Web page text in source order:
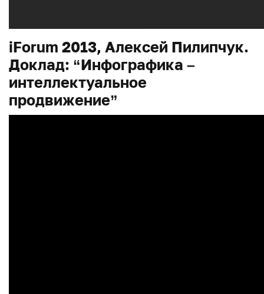
iForum 2013, Алексей Пилипчук.
Доклад: “Инфографика –
интеллектуальное
продвижение”